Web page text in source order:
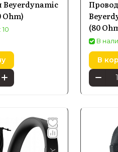
Ohm)
(80
В
В